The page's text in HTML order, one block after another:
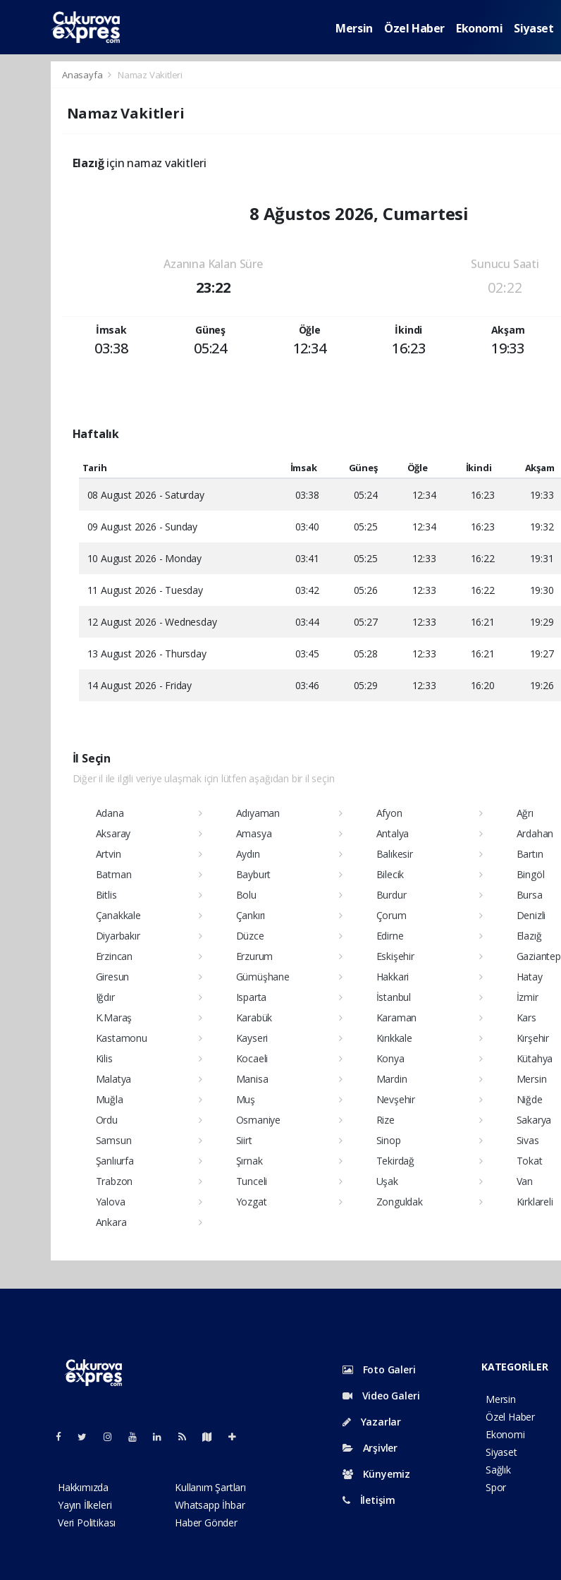
Mersin Özel Haber Ekonomi Siyaset
Anasayfa Namaz Vakitleri
Namaz Vakitleri
Elazığiçin namaz vakitleri
8 Ağustos 2026, Cumartesi
Azanına Kalan Süre
23:22
Sunucu Saati
02:22
İmsak
03:38
Güneş
05:24
Öğle
12:34
İkindi
16:23
Akşam
19:33
Haftalık
Tarih İmsak Güneş Öğle İkindi Akşam
08 August 2026 - Saturday 03:38 05:24 12:34 16:23 19:33
09 August 2026 - Sunday 03:40 05:25 12:34 16:23 19:32
10 August 2026 - Monday 03:41 05:25 12:33 16:22 19:31
11 August 2026 - Tuesday 03:42 05:26 12:33 16:22 19:30
12 August 2026 - Wednesday 03:44 05:27 12:33 16:21 19:29
13 August 2026 - Thursday 03:45 05:28 12:33 16:21 19:27
14 August 2026 - Friday 03:46 05:29 12:33 16:20 19:26
İl Seçin
Diğer il ile ilgili veriye ulaşmak için lütfen aşağıdan bir il seçin
Adana Adıyaman Afyon
Ağrı
Aksaray
Amasya Antalya
Ardahan
Artvin
Aydın Balıkesir
Bartın
Batman
Bayburt Bilecik
Bingöl
Bitlis
Bolu Burdur
Bursa
Çanakkale
Çankırı Çorum
Denizli
Diyarbakır
Düzce Edirne
Elazığ
Erzincan
Erzurum Eskişehir
Gaziantep
Giresun
Gümüşhane Hakkari
Hatay
Iğdır
Isparta İstanbul
İzmir
K.Maraş
Karabük Karaman
Kars
Kastamonu
Kayseri Kırıkkale
Kırşehir
Kilis
Kocaeli Konya
Kütahya
Malatya
Manisa Mardin
Mersin
Muğla
Muş Nevşehir
Niğde
Ordu
Osmaniye Rize
Sakarya
Samsun
Siirt Sinop
Sivas
Şanlıurfa
Şırnak Tekirdağ
Tokat
Trabzon
Tunceli Uşak
Van
Yalova
Yozgat Zonguldak
Kırklareli
Ankara
Hakkımızda
Yayın İlkeleri
Veri Politikası
Kullanım Şartları
Whatsapp İhbar
Haber Gönder
Foto Galeri
Video Galeri
Yazarlar
Arşivler
Künyemiz
İletişim
KATEGORİLER
Mersin
Özel Haber
Ekonomi
Siyaset
Sağlık
Spor